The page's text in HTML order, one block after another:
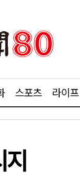
스포츠 라이프
지